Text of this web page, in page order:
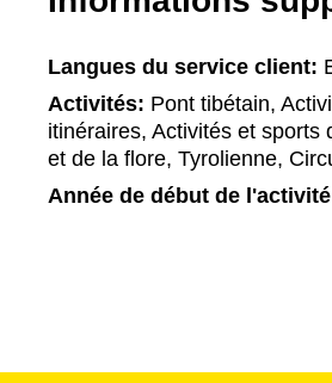
Langues du service client:
Activités: Pont tibétain,
itinéraires, Activités et sports
et de la flore, Tyrolienne,
Année de début de l'activité